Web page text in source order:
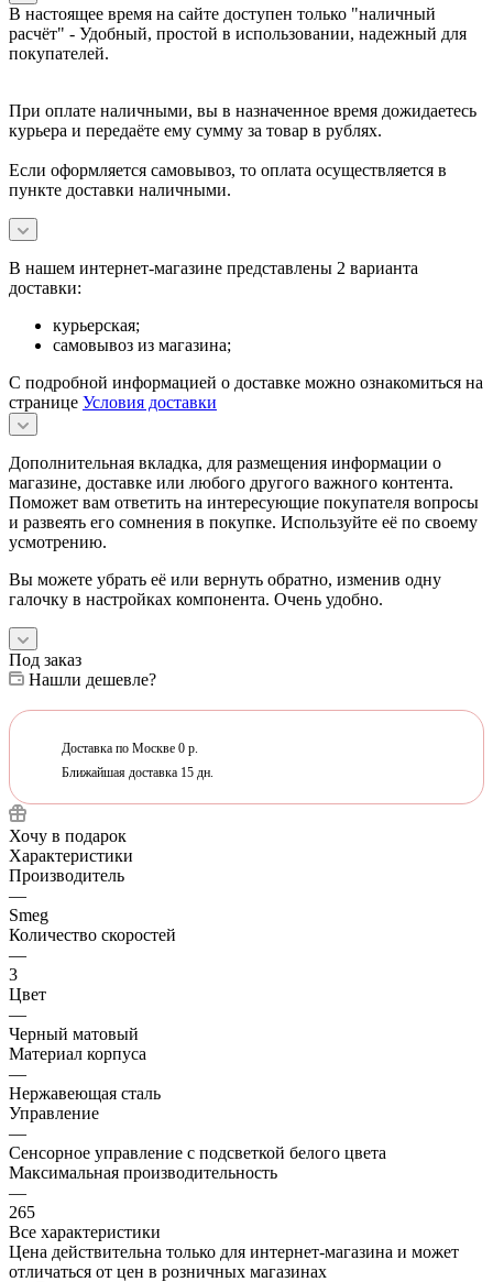
В настоящее время на сайте доступен только "наличный
расчёт" - Удобный, простой в использовании, надежный для
покупателей.
При оплате наличными, вы в назначенное время дожидаетесь
курьера и передаёте ему сумму за товар в рублях.
Если оформляется самовывоз, то оплата осуществляется в
пункте доставки наличными.
В нашем интернет-магазине представлены 2 варианта
доставки:
курьерская;
самовывоз из магазина;
С подробной информацией о доставке можно ознакомиться на
странице Условия доставки
Дополнительная вкладка, для размещения информации о
магазине, доставке или любого другого важного контента.
Поможет вам ответить на интересующие покупателя вопросы
и развеять его сомнения в покупке. Используйте её по своему
усмотрению.
Вы можете убрать её или вернуть обратно, изменив одну
галочку в настройках компонента. Очень удобно.
Под заказ
Нашли дешевле?
Доставка по Москве 0 р.
Ближайшая доставка 15 дн.
Хочу в подарок
Характеристики
Производитель
—
Smeg
Количество скоростей
—
3
Цвет
—
Черный матовый
Материал корпуса
—
Нержавеющая сталь
Управление
—
Сенсорное управление с подсветкой белого цвета
Максимальная производительность
—
265
Все характеристики
Цена действительна только для интернет-магазина и может
отличаться от цен в розничных магазинах